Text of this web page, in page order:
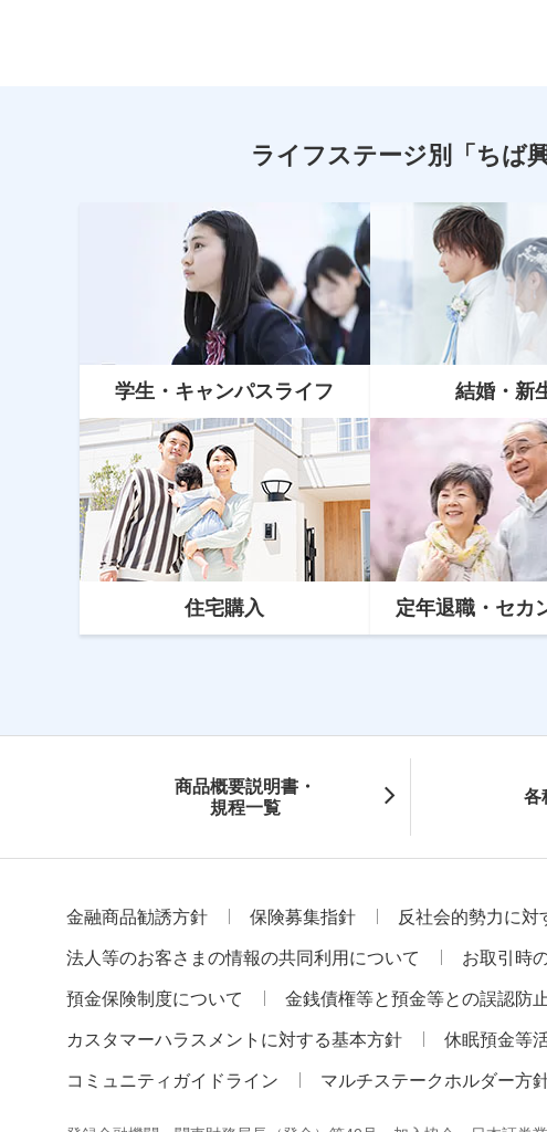
ライフステージ別 「ちば
学生・キャンパスライフ 結婚・新
住宅購入 定年退職・セカ
資産運用
NISA（ニーサ）とiDeCo（イデ
コ）どっちがいい？新NISAについ
て知ろう
商品概要説明書・
規程一覧
各
金融商品勧誘方針 保険募集指針 反社会的勢力に対
法人等のお客さまの情報の共同利用について お取引時
預金保険制度について 金銭債権等と預金等との誤認防
カスタマーハラスメントに対する基本方針 休眠預金等
コミュニティガイドライン マルチステークホルダー方